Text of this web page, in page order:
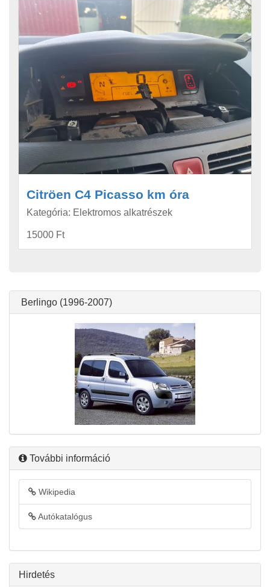
Citröen C4 Picasso km óra
Kategória: Elektromos alkatrészek
15000 Ft
Berlingo (1996-2007)
További információ
Wikipedia
Autókatalógus
Hirdetés